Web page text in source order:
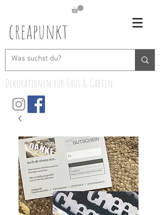
creapunkt
Dekorationen für Haus & Garten